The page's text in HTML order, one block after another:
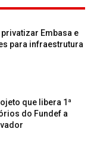
Embasa e
para infraestrutura
que libera 1ª
do Fundef a